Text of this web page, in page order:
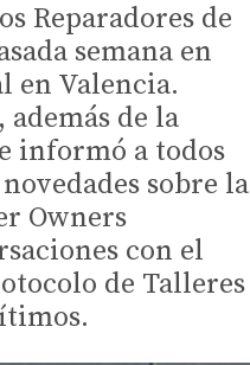
Reparadores de
semana en
en Valencia.
de la
informó a todos
sobre la
Owners
con el
de Talleres